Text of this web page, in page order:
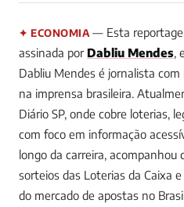
✦ ECONOMIA — Esta
assinada por Dabliu Mendes,
Dabliu Mendes é jornalista
na imprensa brasileira.
Diário SP, onde cobre loterias,
com foco em informação
longo da carreira, acompanhou
sorteios das Loterias da Caixa
do mercado de apostas no